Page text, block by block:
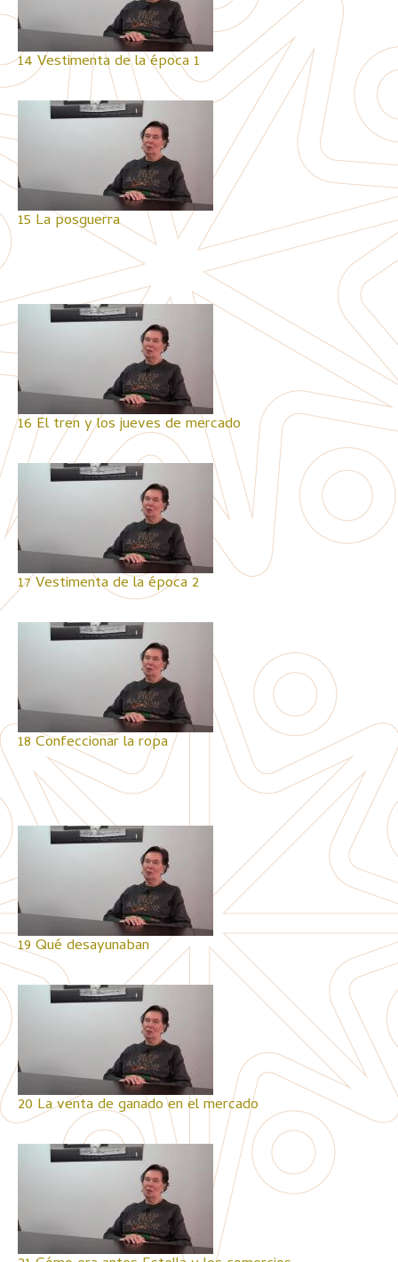
14 Vestimenta de la época 1
15 La posguerra
16 El tren y los jueves de mercado
17 Vestimenta de la época 2
18 Confeccionar la ropa
19 Qué desayunaban
20 La venta de ganado en el mercado